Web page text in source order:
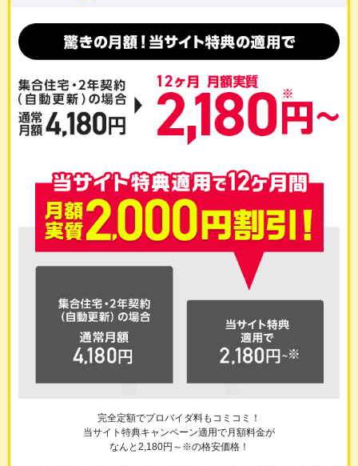
完全定額でプロバイダ料もコミコミ！
当サイト特典キャンペーン適用で月額料金が
なんと2,180円～※の格安価格！